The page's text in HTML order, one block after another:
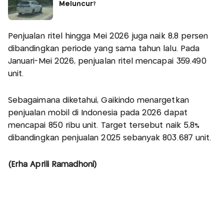
Meluncur?
Penjualan ritel hingga Mei 2026 juga naik 8,8 persen
dibandingkan periode yang sama tahun lalu. Pada
Januari-Mei 2026, penjualan ritel mencapai 359.490
unit.
Sebagaimana diketahui, Gaikindo menargetkan
penjualan mobil di Indonesia pada 2026 dapat
mencapai 850 ribu unit. Target tersebut naik 5,8%
dibandingkan penjualan 2025 sebanyak 803.687 unit.
(Erha Aprili Ramadhoni)